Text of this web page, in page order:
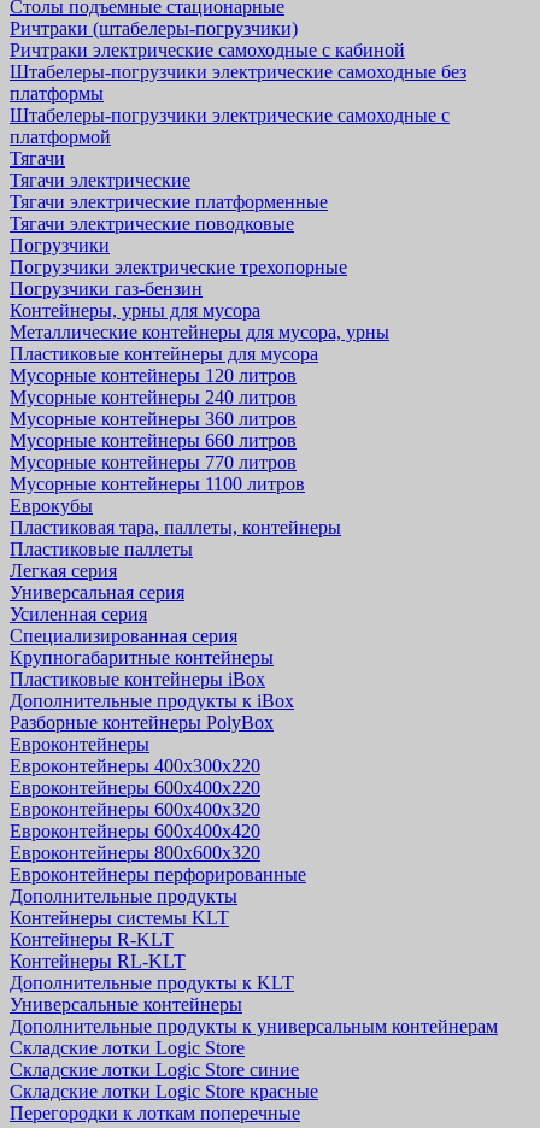
Столы подъемные стационарные
Ричтраки (штабелеры-погрузчики)
Ричтраки электрические самоходные с кабиной
Штабелеры-погрузчики электрические самоходные без
платформы
Штабелеры-погрузчики электрические самоходные с
платформой
Тягачи
Тягачи электрические
Тягачи электрические платформенные
Тягачи электрические поводковые
Погрузчики
Погрузчики электрические трехопорные
Погрузчики газ-бензин
Контейнеры, урны для мусора
Металлические контейнеры для мусора, урны
Пластиковые контейнеры для мусора
Мусорные контейнеры 120 литров
Мусорные контейнеры 240 литров
Мусорные контейнеры 360 литров
Мусорные контейнеры 660 литров
Мусорные контейнеры 770 литров
Мусорные контейнеры 1100 литров
Еврокубы
Пластиковая тара, паллеты, контейнеры
Пластиковые паллеты
Легкая серия
Универсальная серия
Усиленная серия
Специализированная серия
Крупногабаритные контейнеры
Пластиковые контейнеры iBox
Дополнительные продукты к iBox
Разборные контейнеры PolyBox
Евроконтейнеры
Евроконтейнеры 400х300х220
Евроконтейнеры 600х400х220
Евроконтейнеры 600х400х320
Евроконтейнеры 600х400х420
Евроконтейнеры 800х600х320
Евроконтейнеры перфорированные
Дополнительные продукты
Контейнеры системы KLT
Контейнеры R-KLT
Контейнеры RL-KLT
Дополнительные продукты к KLT
Универсальные контейнеры
Дополнительные продукты к универсальным контейнерам
Складские лотки Logic Store
Складские лотки Logic Store синие
Складские лотки Logic Store красные
Перегородки к лоткам поперечные